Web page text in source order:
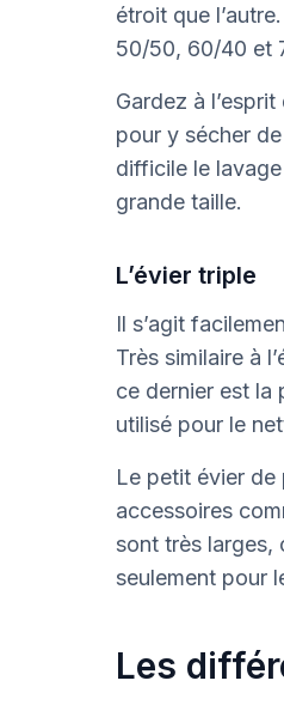
étroit que
50/50, 60/40 et
Gardez à
pour y sécher
difficile le
grande taille.
L’évier triple
Il s’agit
Très similaire à
ce dernier est la
utilisé pour le
Le petit évier de
accessoires
sont très
seulement pour
Les